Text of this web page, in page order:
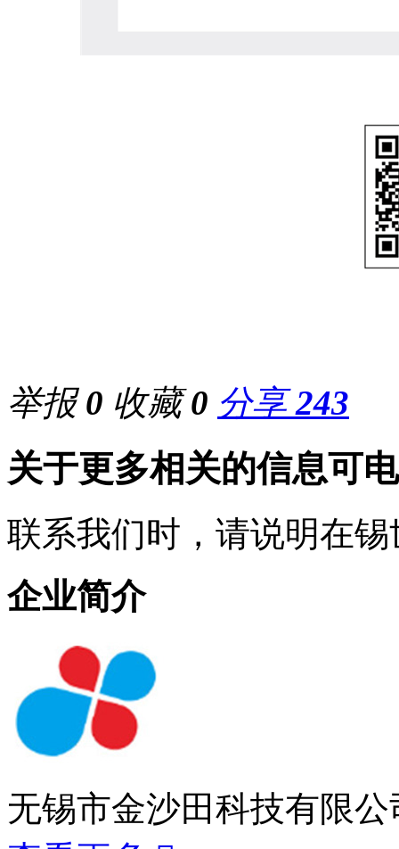
举报0 收藏0 分享243
关于更多相关的信息可
联系我们时，请说明在
企业简介
无锡市金沙田科技有限公